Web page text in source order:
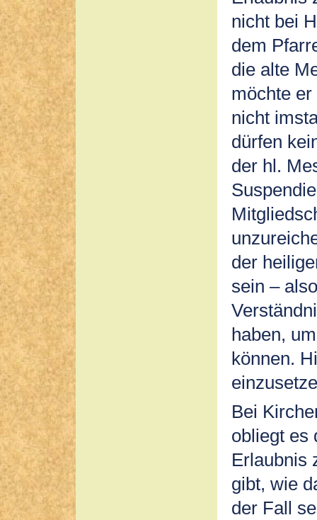
nicht bei
dem
die alte
möchte
nicht
dürfen
der hl.
der
sein –
haben,
können.
Bei
obliegt es
Erlaubnis
gibt, wie
der Fall